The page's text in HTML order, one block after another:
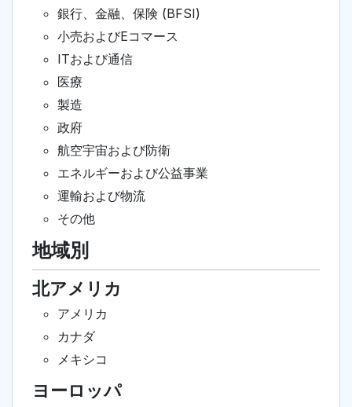
銀行、金融、保険 (BFSI)
小売およびEコマース
ITおよび通信
医療
製造
政府
航空宇宙および防衛
エネルギーおよび公益事業
運輸および物流
その他
地域別
北アメリカ
アメリカ
カナダ
メキシコ
ヨーロッパ